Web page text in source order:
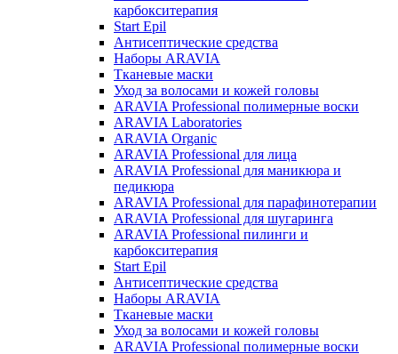
карбокситерапия
Start Epil
Антисептические средства
Наборы ARAVIA
Тканевые маски
Уход за волосами и кожей головы
ARAVIA Professional полимерные воски
ARAVIA Laboratories
ARAVIA Organic
ARAVIA Professional для лица
ARAVIA Professional для маникюра и
педикюра
ARAVIA Professional для парафинотерапии
ARAVIA Professional для шугаринга
ARAVIA Professional пилинги и
карбокситерапия
Start Epil
Антисептические средства
Наборы ARAVIA
Тканевые маски
Уход за волосами и кожей головы
ARAVIA Professional полимерные воски